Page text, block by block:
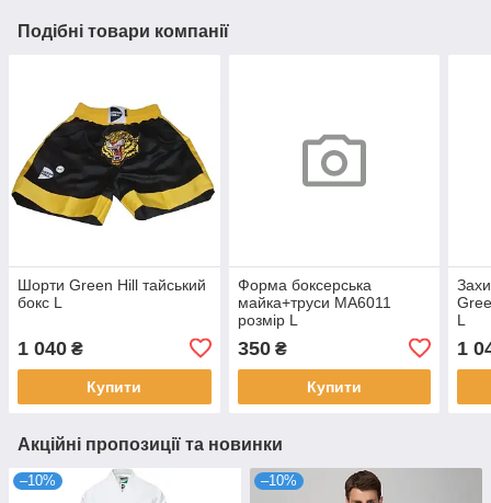
Подібні товари компанії
Шорти Green Hill тайський
бокс L
1 040 ₴
Купити
Форма боксерська
майка+труси MA6011
розмір L
350₴
Купити
L
1
Акційні пропозиції та новинки
–10% –10%